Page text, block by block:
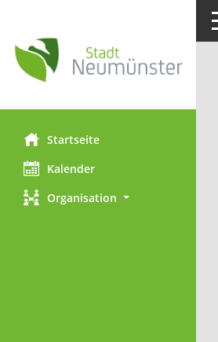
Startseite
Kalender
Organisation